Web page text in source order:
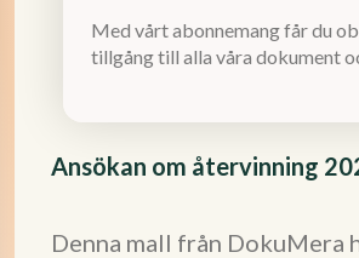
Ansökan om återvinning
Denna mall från DokuMera
Med vårt abonnemang får du
tillgång till alla våra dokument